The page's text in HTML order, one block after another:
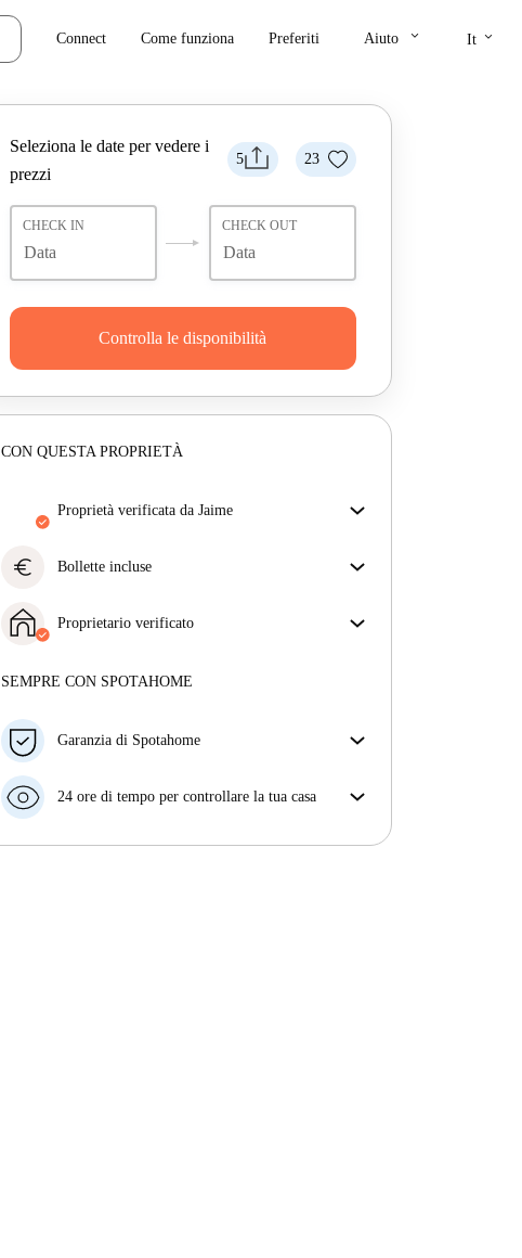
Connect Come funziona Preferiti Aiuto keyboard_arrow_down It keyboard_arrow_down
5 23
Seleziona le date per vedere i
prezzi
CHECK IN CHECK OUT
Controlla le disponibilità
CON QUESTA PROPRIETÀ
proprietà verificata da Jaime
assicurarti di ricevere esattamente quello che vedi
Più sulla verifica
euro Bollette incluse
incluse, che coprono l'affitto e le utenze per
un'esperienza di affitto senza problemi.
Proprietario verificato
Maggiori informazioni su questo locatore
SEMPRE CON SPOTAHOME
Garanzia di Spotahome
con breve preavviso, noi A) ti pagheremo un hotel e
B) ti rimborseremo totalmente
24 ore di tempo per controllare la tua casa